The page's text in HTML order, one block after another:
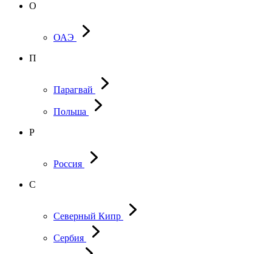
О
ОАЭ
П
Парагвай
Польша
Р
Россия
С
Северный Кипр
Сербия